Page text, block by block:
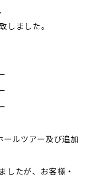
しました。
ルツアー及び追加
したが、お客様・